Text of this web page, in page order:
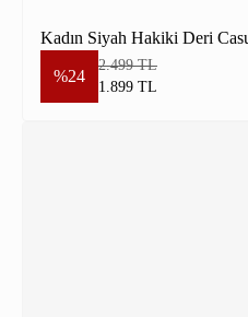
Kadın Siyah Hakiki Deri
%24
2.499 TL
1.899 TL